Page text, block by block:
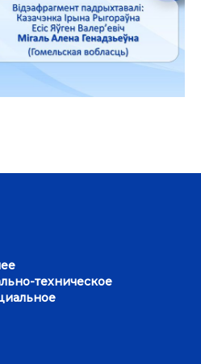
техническое